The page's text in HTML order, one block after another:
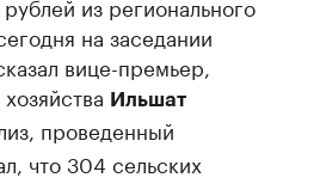
из регионального
на заседании
вице-премьер,
Ильшат
проведенный
что 304 сельских